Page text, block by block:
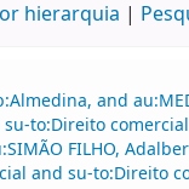
hierarquia
and
to:Direito
FILHO,
and su-to:Direito